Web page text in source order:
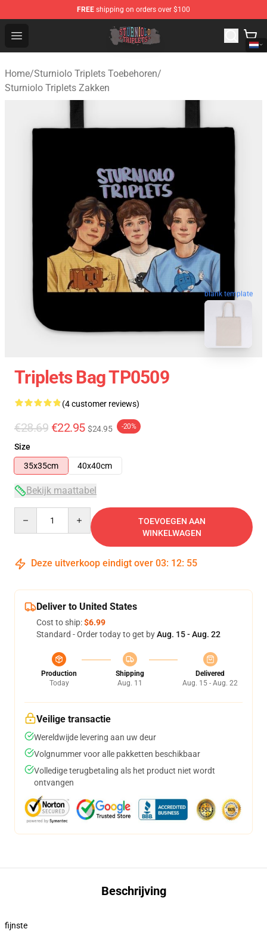
FREE shipping on orders over $100
Open menu
Sturniolo Triplets Shop - Official Sturniolo Triplets
Home/Sturniolo Triplets Toebehoren/
Sturniolo Triplets Zakken
blank template
Triplets Bag TP0509
(4 customer reviews)
€28.69 €22.95 $24.95 -20%
Size
35x35cm
40x40cm
Bekijk maattabel
TOEVOEGEN AAN
WINKELWAGEN
Deze uitverkoop eindigt over 03: 12: 55
Deliver to United States
Cost to ship:$6.99
Standard - Order today to get byAug. 15 - Aug. 22
Production
Today
Shipping
Aug. 11
Delivered
Aug. 15 - Aug. 22
Veilige transactie
Wereldwijde levering aan uw deur
Volgnummer voor alle pakketten beschikbaar
Volledige terugbetaling als het product niet wordt
ontvangen
Beschrijving
fijnste